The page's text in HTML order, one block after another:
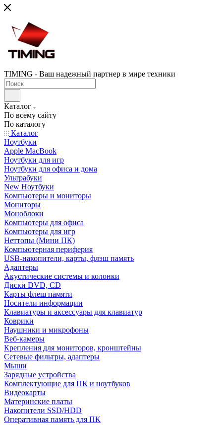
TIMING - Ваш надежный партнер в мире техники
Каталог
По всему сайту
По каталогу
Каталог
Ноутбуки
Apple MacBook
Ноутбуки для игр
Ноутбуки для офиса и дома
Ультрабуки
New Ноутбуки
Компьютеры и мониторы
Мониторы
Моноблоки
Компьютеры для офиса
Компьютеры для игр
Неттопы (Мини ПК)
Компьютерная периферия
USB-накопители, карты, флэш память
Адаптеры
Акустические системы и колонки
Диски DVD, CD
Карты флеш памяти
Носители информации
Клавиатуры и аксессуары для клавиатур
Коврики
Наушники и микрофоны
Веб-камеры
Крепления для мониторов, кронштейны
Сетевые фильтры, адаптеры
Мыши
Зарядные устройства
Комплектующие для ПК и ноутбуков
Видеокарты
Материнские платы
Накопители SSD/HDD
Оперативная память для ПК